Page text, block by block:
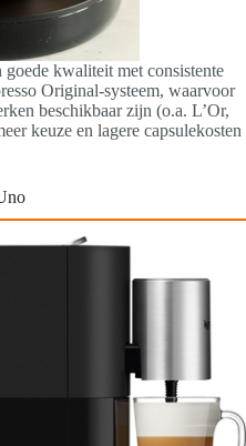
kwaliteit met consistente
Original-systeem, waarvoor
beschikbaar zijn (o.a. L’Or,
keuze en lagere capsulekosten